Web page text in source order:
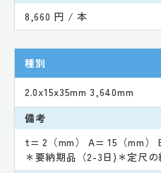
8,660 円 / 本
種別
2.0x15x35mm 3,640mm
備考
t= 2（mm） A= 15（mm）
＊要納期品（2-3日)＊定尺の